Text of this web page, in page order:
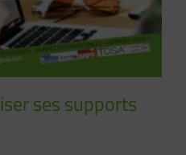
ses supports